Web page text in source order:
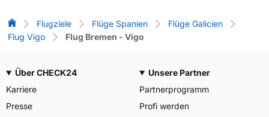
Flug-Vergleich
Flugziele Flüge Spanien
Flüge Galicien
Flug Vigo
Flug Bremen - Vigo
Über CHECK24
Karriere
Presse
Unsere Partner
Partnerprogramm
Profi werden